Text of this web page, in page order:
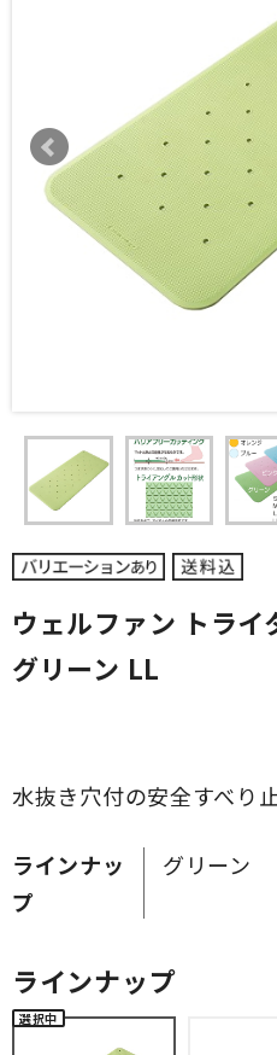
ウェルファン トライ
グリーン LL
水抜き穴付の安全すべり
ラインナッ
プ
グリーン
ラインナップ